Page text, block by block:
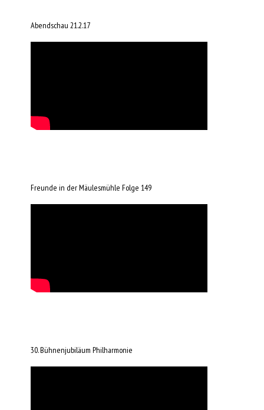
Abendschau 21.2.17
Freunde in der Mäulesmühle Folge 149
30. Bühnenjubiläum Philharmonie